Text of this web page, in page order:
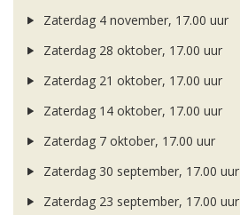
Zaterdag 4 november, 17.00 uur
Zaterdag 28 oktober, 17.00 uur
Zaterdag 21 oktober, 17.00 uur
Zaterdag 14 oktober, 17.00 uur
Zaterdag 7 oktober, 17.00 uur
Zaterdag 30 september, 17.00 uur
Zaterdag 23 september, 17.00 uur